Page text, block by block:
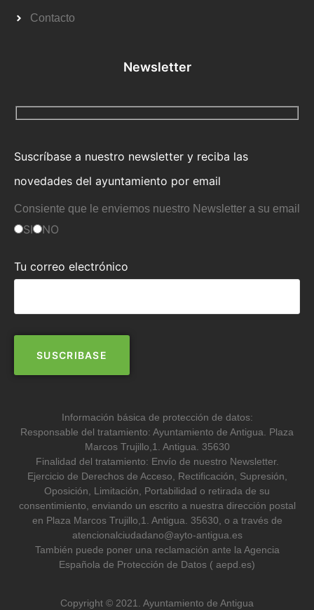
Contacto
Newsletter
Suscríbase a nuestro newsletter y reciba las
novedades del ayuntamiento por email
Consiente que le enviemos nuestro Newsletter a su email
SI NO
Tu correo electrónico
Información básica de protección de datos:
Responsable del tratamiento: Ayuntamiento de Antigua. Plaza
Marcos Trujillo,1. Antigua. 35630
Finalidad del tratamiento: Envío de nuestro Newsletter.
Ejercicio de Derechos de Acceso, Rectificación, Supresión,
Oposición, Limitación, Portabilidad o retirada de su
consentimiento, enviando un escrito a nuestra dirección postal
en Plaza Marcos Trujillo,1. Antigua. 35630, o a través de
atencionalciudadano@ayto-antigua.es
También puede poner una reclamación ante la Agencia
Española de Protección de Datos ( aepd.es)
Copyright © 2021. Ayuntamiento de Antigua